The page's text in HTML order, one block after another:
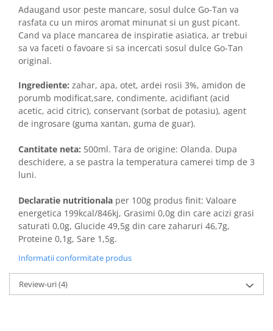
Adaugand usor peste mancare, sosul dulce Go-Tan va
rasfata cu un miros aromat minunat si un gust picant.
Cand va place mancarea de inspiratie asiatica, ar trebui
sa va faceti o favoare si sa incercati sosul dulce Go-Tan
original.
Ingrediente: zahar, apa, otet, ardei rosii 3%, amidon de
porumb modificat,sare, condimente, acidifiant (acid
acetic, acid citric), conservant (sorbat de potasiu), agent
de ingrosare (guma xantan, guma de guar).
Cantitate neta: 500ml. Tara de origine: Olanda. Dupa
deschidere, a se pastra la temperatura camerei timp de 3
luni.
Declaratie nutritionala per 100g produs finit: Valoare
energetica 199kcal/846kj, Grasimi 0,0g din care acizi grasi
saturati 0,0g, Glucide 49,5g din care zaharuri 46,7g,
Proteine 0,1g, Sare 1,5g.
Informatii conformitate produs
Review-uri(4)